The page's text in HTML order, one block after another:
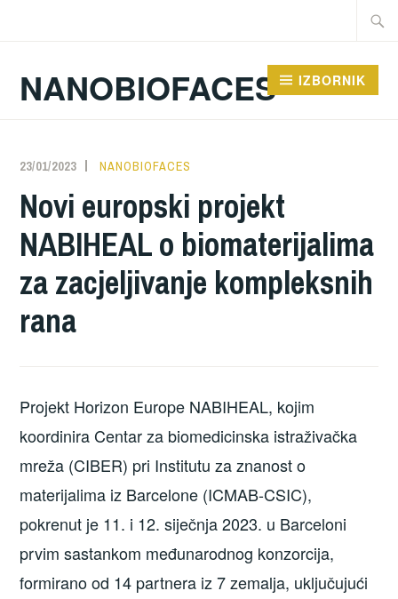
Traži:
NANOBIOFACES IZBORNIK
23/01/2023 NANOBIOFACES
Novi europski projekt
NABIHEAL o biomaterijalima
za zacjeljivanje kompleksnih
rana
Projekt Horizon Europe NABIHEAL, kojim
koordinira Centar za biomedicinska istraživačka
mreža (CIBER) pri Institutu za znanost o
materijalima iz Barcelone (ICMAB-CSIC),
pokrenut je 11. i 12. siječnja 2023. u Barceloni
prvim sastankom međunarodnog konzorcija,
formirano od 14 partnera iz 7 zemalja, uključujući